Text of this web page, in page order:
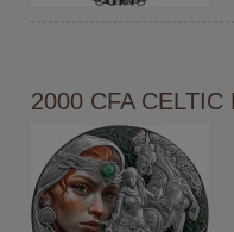
2000 CFA